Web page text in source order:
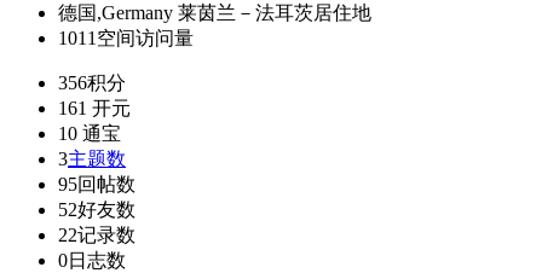
德国,Germany 莱茵兰－法耳茨居住地
1011 空间访问量
356积分
161 开元
10 通宝
3主题数
95回帖数
52好友数
22记录数
0日志数